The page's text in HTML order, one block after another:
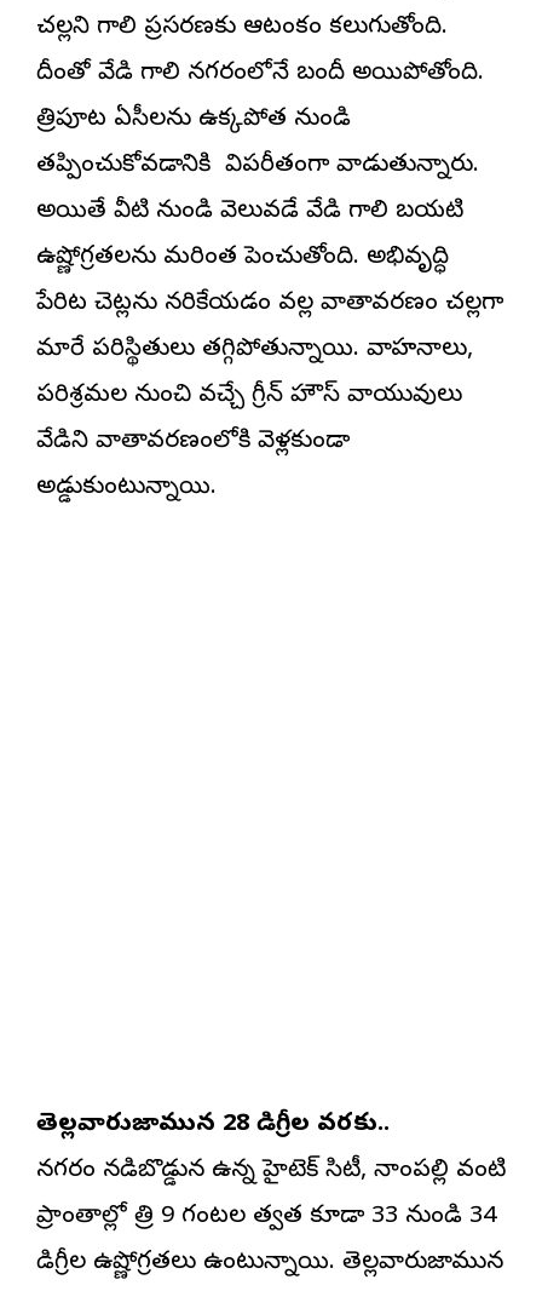
చల్లని గాలి ప్రసరణకు ఆటంకం కలుగుతోంది.
దీంతో వేడి గాలి నగరంలోనే బందీ అయిపోతోంది.
రాత్రిపూట ఏసీలను ఉక్కపోత నుండి
తప్పించుకోవడానికి విపరీతంగా వాడుతున్నారు.
అయితే వీటి నుండి వెలువడే వేడి గాలి బయటి
ఉష్ణోగ్రతలను మరింత పెంచుతోంది. అభివృద్ధి
పేరిట చెట్లను నరికేయడం వల్ల వాతావరణం చల్లగా
మారే పరిస్థితులు తగ్గిపోతున్నాయి. వాహనాలు,
పరిశ్రమల నుంచి వచ్చే గ్రీన్ హౌస్ వాయువులు
వేడిని వాతావరణంలోకి వెళ్లకుండా
అడ్డుకుంటున్నాయి.
తెల్లవారుజామున 28 డిగ్రీల వరకు..
నగరం నడిబొడ్డున ఉన్న హైటెక్ సిటీ, నాంపల్లి వంటి
ప్రాంతాల్లో రాత్రి 9 గంటల తర్వాత కూడా 33 నుండి 34
డిగ్రీల ఉష్ణోగ్రతలు ఉంటున్నాయి. తెల్లవారుజామున